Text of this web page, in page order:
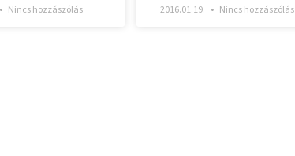
Nincs hozzászólás 2016.01.19. Nincs hozzászólás